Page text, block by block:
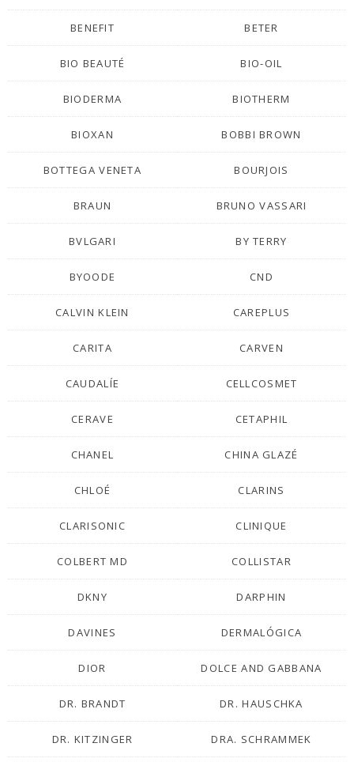
BENEFIT BETER
BIO BEAUTÉ BIO-OIL
BIODERMA BIOTHERM
BIOXAN BOBBI BROWN
BOTTEGA VENETA BOURJOIS
BRAUN BRUNO VASSARI
BVLGARI BY TERRY
BYOODE CND
CALVIN KLEIN CAREPLUS
CARITA CARVEN
CAUDALÍE CELLCOSMET
CERAVE CETAPHIL
CHANEL CHINA GLAZÉ
CHLOÉ CLARINS
CLARISONIC CLINIQUE
COLBERT MD COLLISTAR
DKNY DARPHIN
DAVINES DERMALÓGICA
DIOR DOLCE AND GABBANA
DR. BRANDT DR. HAUSCHKA
DR. KITZINGER DRA. SCHRAMMEK